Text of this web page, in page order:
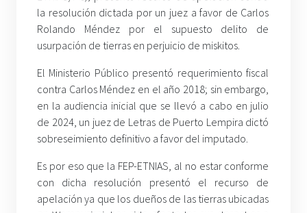
la resolución dictada por un juez a favor de Carlos
Rolando Méndez por el supuesto delito de
usurpación de tierras en perjuicio de miskitos.
El Ministerio Público presentó requerimiento fiscal
contra Carlos Méndez en el año 2018; sin embargo,
en la audiencia inicial que se llevó a cabo en julio
de 2024, un juez de Letras de Puerto Lempira dictó
sobreseimiento definitivo a favor del imputado.
Es por eso que la FEP-ETNIAS, al no estar conforme
con dicha resolución presentó el recurso de
apelación ya que los dueños de las tierras ubicadas